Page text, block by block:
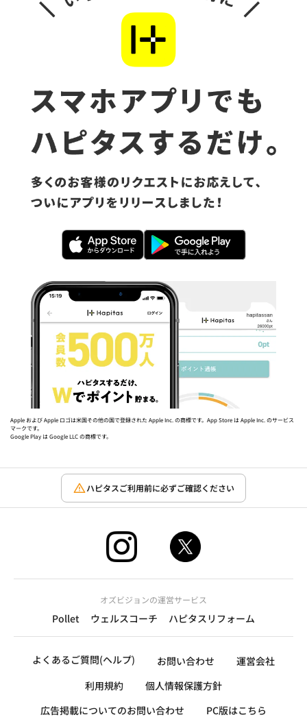
Apple および Apple ロゴは米国その他の国で登録された Apple Inc. の商標です。App Store は Apple Inc. のサービス
マークです。
Google Play は Google LLC の商標です。
ハピタスご利用前に必ずご確認ください
オズビジョンの運営サービス
Pollet ウェルスコーチ ハピタスリフォーム
よくあるご質問(ヘルプ) お問い合わせ
運営会社
利用規約
個人情報保護方針
広告掲載についてのお問い合わせ
PC版はこちら